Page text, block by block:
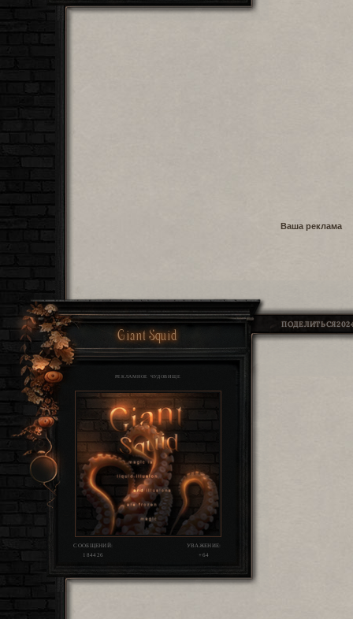
Ваша реклама
ПОДЕЛИТЬСЯ
Giant Squid
РЕКЛАМНОЕ ЧУДОВИЩЕ
СООБЩЕНИЙ:
184426
УВАЖЕНИЕ:
+64